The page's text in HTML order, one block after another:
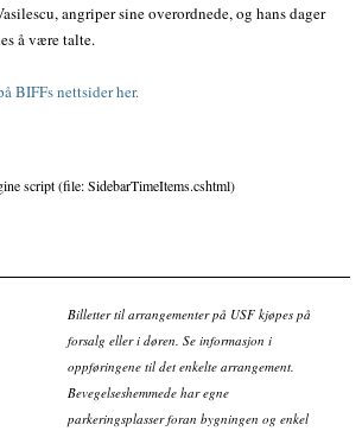
angriper sine overordnede, og hans dager
å være talte.
BIFFs nettsider her.
script (file: SidebarTimeItems.cshtml)
Billetter til arrangementer på USF kjøpes på
forsalg eller i døren. Se informasjon i
oppføringene til det enkelte arrangement.
Bevegelseshemmede har egne
parkeringsplasser foran bygningen og enkel